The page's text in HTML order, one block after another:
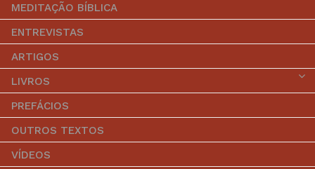
MEDITAÇÃO BÍBLICA
ENTREVISTAS
ARTIGOS
LIVROS
PREFÁCIOS
OUTROS TEXTOS
VÍDEOS